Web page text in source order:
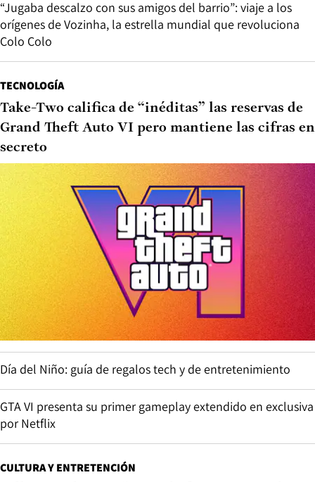
“Jugaba descalzo con sus amigos del barrio”: viaje a los
orígenes de Vozinha, la estrella mundial que revoluciona
Colo Colo
TECNOLOGÍA
Take-Two califica de “inéditas” las reservas de
Grand Theft Auto VI pero mantiene las cifras en
secreto
Día del Niño: guía de regalos tech y de entretenimiento
GTA VI presenta su primer gameplay extendido en exclusiva
por Netflix
CULTURA Y ENTRETENCIÓN